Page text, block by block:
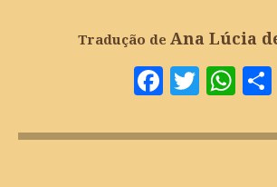
Tradução de Ana Lúcia
Facebook